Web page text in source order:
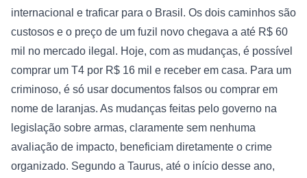
internacional e traficar para o Brasil. Os dois caminhos são
custosos e o preço de um fuzil novo chegava a até R$ 60
mil no mercado ilegal. Hoje, com as mudanças, é possível
comprar um T4 por R$ 16 mil e receber em casa. Para um
criminoso, é só usar documentos falsos ou comprar em
nome de laranjas. As mudanças feitas pelo governo na
legislação sobre armas, claramente sem nenhuma
avaliação de impacto, beneficiam diretamente o crime
organizado. Segundo a Taurus, até o início desse ano,